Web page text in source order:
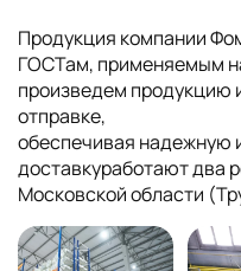
Продукция компании
ГОСТам, применяемым
произведем продукцию
отправке,
обеспечивая надежную
доставкуработают два
Московской области